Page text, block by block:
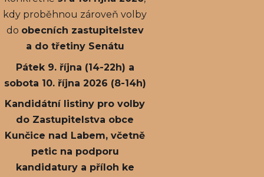
kdy proběhnou zároveň volby
do obecních zastupitelstev
a do třetiny Senátu
Pátek 9. října (14-22h) a
sobota 10. října 2026 (8-14h)
Kandidátní listiny pro volby
do Zastupitelstva obce
Kunčice nad Labem, včetně
petic na podporu
kandidatury a příloh ke